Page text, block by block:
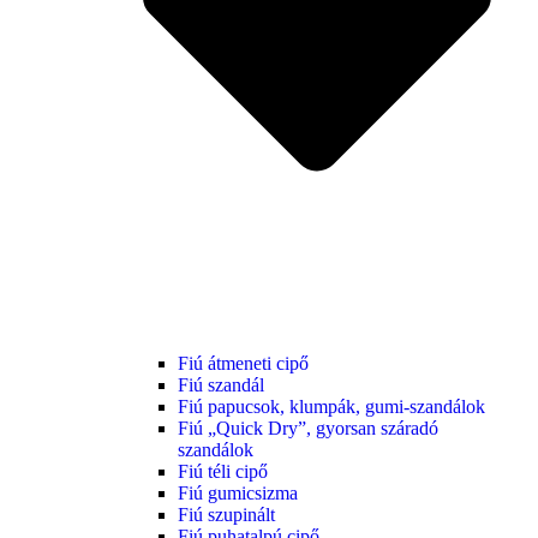
Fiú átmeneti cipő
Fiú szandál
Fiú papucsok, klumpák, gumi-szandálok
Fiú „Quick Dry”, gyorsan száradó
szandálok
Fiú téli cipő
Fiú gumicsizma
Fiú szupinált